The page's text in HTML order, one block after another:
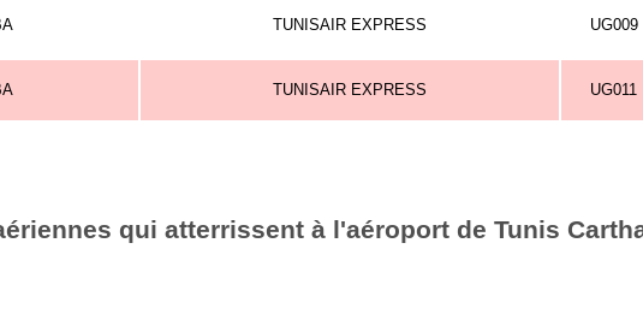
TUNISAIR EXPRESS UG009
TUNISAIR EXPRESS UG011
qui atterrissent à l'aéroport de Tunis